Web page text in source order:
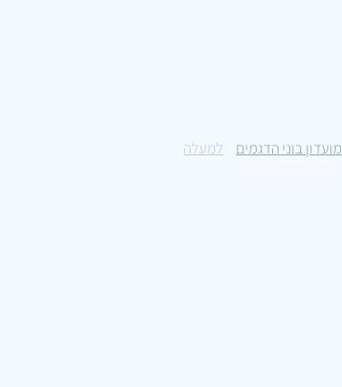
למעלה מועדון בוני הדגמים